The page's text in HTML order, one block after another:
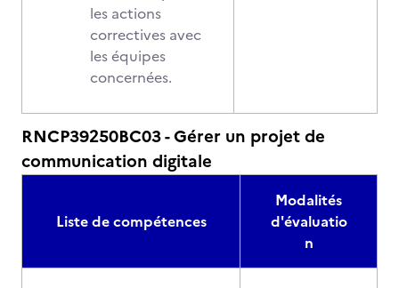
les actions
correctives avec
les équipes
concernées.
RNCP39250BC03 - Gérer un projet de
communication digitale
Liste de compétences
Modalités
d'évaluatio
n